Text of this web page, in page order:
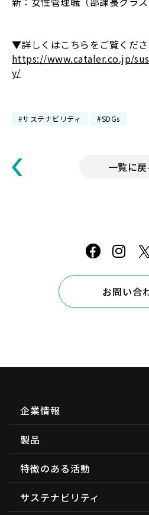
▼詳しくはこちらをご覧くだ
https://www.cataler.co.jp/
y/
#サステナビリティ #SDGs
一覧に戻
お問い合
企業情報
製品
特徴のある活動
サステナビリティ